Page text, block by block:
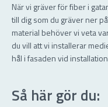
När vi gräver för fiber i
till dig som du gräver ner
material behöver vi veta
du vill att vi installerar
hål i fasaden vid
Så här gör du: